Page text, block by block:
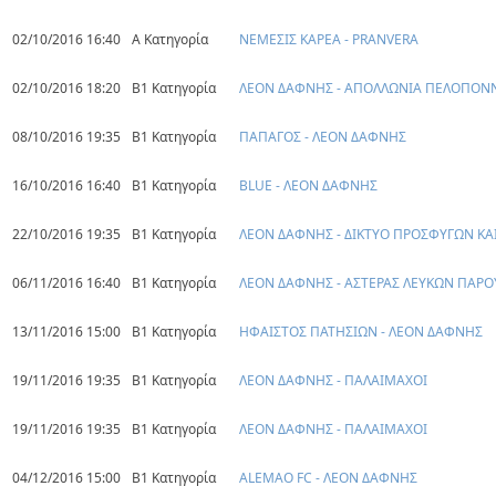
02/10/2016 16:40 Α Κατηγορία ΝΕΜΕΣΙΣ ΚΑΡΕΑ - PRANVERA
02/10/2016 18:20 Β1 Κατηγορία ΛΕΟΝ ΔΑΦΝΗΣ - ΑΠΟΛΛΩΝΙΑ
08/10/2016 19:35 Β1 Κατηγορία ΠΑΠΑΓΟΣ - ΛΕΟΝ ΔΑΦΝΗΣ
16/10/2016 16:40 Β1 Κατηγορία BLUE - ΛΕΟΝ ΔΑΦΝΗΣ
22/10/2016 19:35 Β1 Κατηγορία ΛΕΟΝ ΔΑΦΝΗΣ - ΔΙΚΤΥΟ ΠΡΟΣΦΥΓΩΝ
06/11/2016 16:40 Β1 Κατηγορία ΛΕΟΝ ΔΑΦΝΗΣ - ΑΣΤΕΡΑΣ ΛΕΥΚΩΝ
13/11/2016 15:00 Β1 Κατηγορία ΗΦΑΙΣΤΟΣ ΠΑΤΗΣΙΩΝ - ΛΕΟΝ ΔΑΦΝΗΣ
19/11/2016 19:35 Β1 Κατηγορία ΛΕΟΝ ΔΑΦΝΗΣ - ΠΑΛΑΙΜΑΧΟΙ
19/11/2016 19:35 Β1 Κατηγορία ΛΕΟΝ ΔΑΦΝΗΣ - ΠΑΛΑΙΜΑΧΟΙ
04/12/2016 15:00 Β1 Κατηγορία ALEMAO FC - ΛΕΟΝ ΔΑΦΝΗΣ